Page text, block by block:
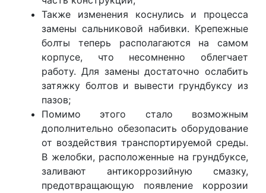
Также изменения коснулись и процесса
замены сальниковой набивки. Крепежные
болты теперь располагаются на самом
корпусе, что несомненно облегчает
работу. Для замены достаточно ослабить
затяжку болтов и вывести грундбуксу из
пазов;
Помимо этого стало возможным
дополнительно обезопасить оборудование
от воздействия транспортируемой среды.
В желобки, расположенные на грундбуксе,
заливают антикоррозийную смазку,
предотвращающую появление коррозии